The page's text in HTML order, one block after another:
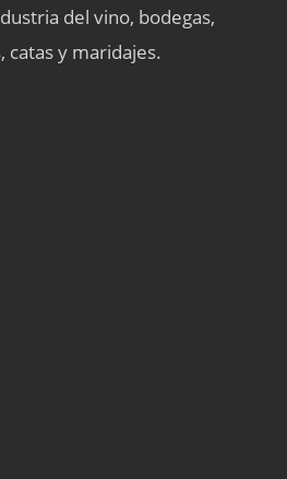
del vino, bodegas,
catas y maridajes.